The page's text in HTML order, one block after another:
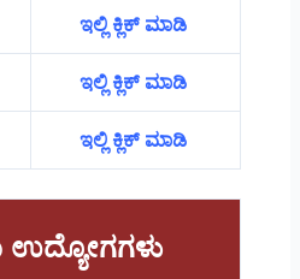
ಇಲ್ಲಿ ಕ್ಲಿಕ್ ಮಾಡಿ
ಇಲ್ಲಿ ಕ್ಲಿಕ್ ಮಾಡಿ
ಇಲ್ಲಿ ಕ್ಲಿಕ್ ಮಾಡಿ
ಉದ್ಯೋಗಗಳು